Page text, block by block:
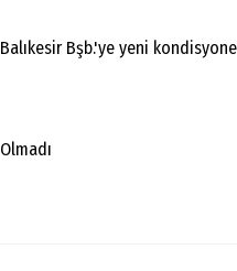
Balıkesir Bşb.'ye yeni
Olmadı